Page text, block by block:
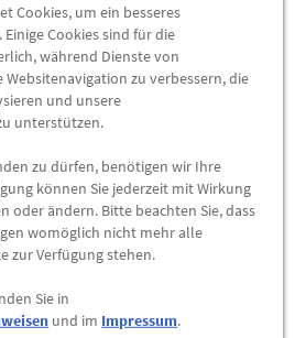
X Doppelter
Abdeckung
€
PRODUKT
Cookies, um ein besseres
Cookies sind für die
während Dienste von
zu verbessern, die
und unsere
unterstützen.
zu dürfen, benötigen wir Ihre
können Sie jederzeit mit Wirkung
oder ändern. Bitte beachten Sie, dass
womöglich nicht mehr alle
zur Verfügung stehen.
Sie in
und im Impressum.